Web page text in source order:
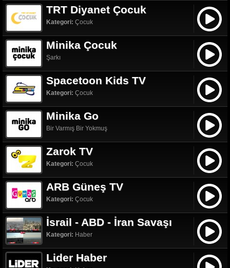
TRT Diyanet Çocuk
Kategori: Çocuk
Minika Çocuk
Şarkı
Spacetoon Kids TV
Kategori: Çocuk
Minika Go
Bir Varmış Bir Yokmuş
Zarok TV
Kategori: Çocuk
ARB Güneş TV
Kategori: Çocuk
İsrail - ABD - İran Savaşı
Kategori: Haber
Lider Haber